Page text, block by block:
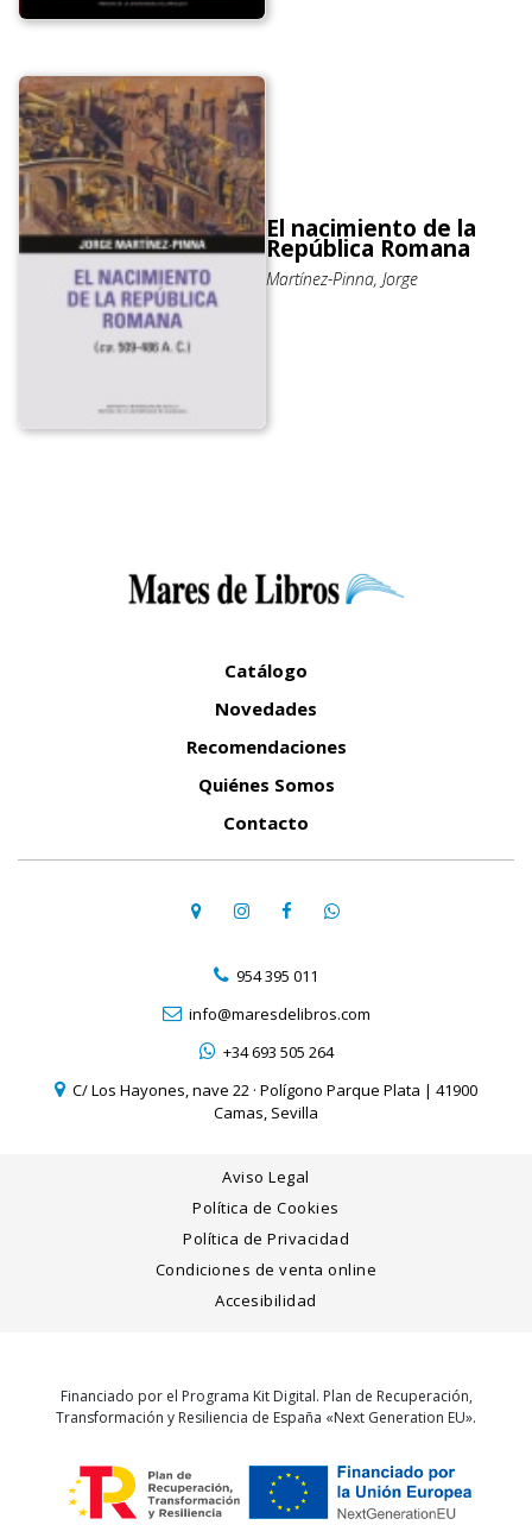
El nacimiento de la
República Romana
Martínez-Pinna, Jorge
Catálogo
Novedades
Recomendaciones
Quiénes Somos
Contacto
954 395 011
info@maresdelibros.com
+34 693 505 264
C/ Los Hayones, nave 22 · Polígono Parque Plata | 41900
Camas, Sevilla
Aviso Legal
Política de Cookies
Política de Privacidad
Condiciones de venta online
Accesibilidad
Financiado por el Programa Kit Digital. Plan de Recuperación,
Transformación y Resiliencia de España «Next Generation EU».